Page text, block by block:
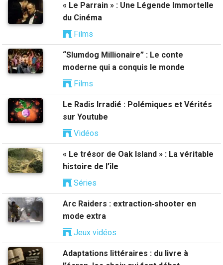
« Le Parrain » : Une Légende Immortelle
du Cinéma
Films
“Slumdog Millionaire” : Le conte
moderne qui a conquis le monde
Films
Le Radis Irradié : Polémiques et Vérités
sur Youtube
Vidéos
« Le trésor de Oak Island » : La véritable
histoire de l’île
Séries
Arc Raiders : extraction‑shooter en
mode extra
Jeux vidéos
Adaptations littéraires : du livre à